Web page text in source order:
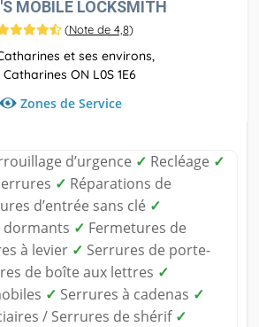
MOBILE LOCKSMITH
(Note de 4,8)
et ses environs,
Catharines ON L0S 1E6
Zones de Service
d’urgence ✓ Recléage ✓
✓ Réparations de
d’entrée sans clé ✓
dormants ✓ Fermetures de
à levier ✓ Serrures de porte-
de boîte aux lettres ✓
✓ Serrures à cadenas ✓
/ Serrures de shérif ✓